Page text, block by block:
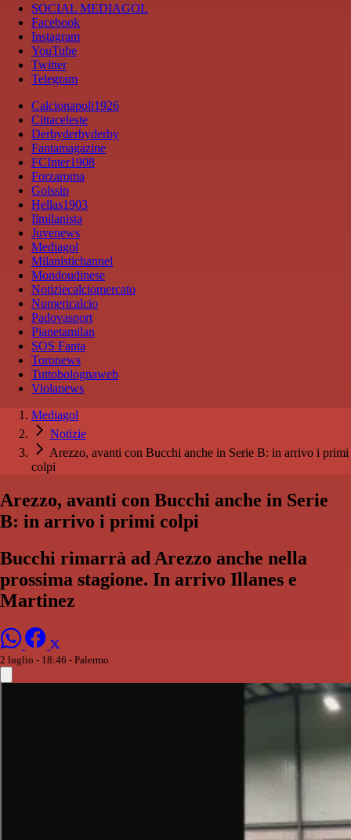
SOCIAL MEDIAGOL
Facebook
Instagram
YouTube
Twitter
Telegram
Calcionapoli1926
Cittaceleste
Derbyderbyderby
Fantamagazine
FCInter1908
Forzaroma
Golssip
Hellas1903
Ilmilanista
Juvenews
Mediagol
Milanistichannel
Mondoudinese
Notiziecalciomercato
Numericalcio
Padovasport
Pianetamilan
SOS Fanta
Toronews
Tuttobolognaweb
Violanews
Mediagol
Notizie
Arezzo, avanti con Bucchi anche in Serie B: in arrivo i primi
colpi
Arezzo, avanti con Bucchi anche in Serie
B: in arrivo i primi colpi
Bucchi rimarrà ad Arezzo anche nella
prossima stagione. In arrivo Illanes e
Martinez
2 luglio - 18:46 - Palermo